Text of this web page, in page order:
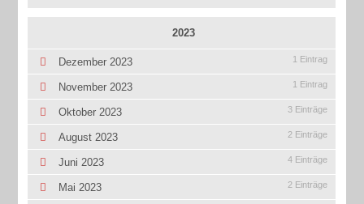
2023
Dezember 2023 1 Eintrag
November 2023 1 Eintrag
Oktober 2023 3 Einträge
August 2023 2 Einträge
Juni 2023 4 Einträge
Mai 2023 2 Einträge